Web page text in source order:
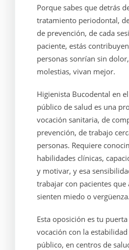
Porque sabes que detrás
tratamiento periodontal,
de prevención, de cada
paciente, estás
personas sonrían sin
molestias, vivan mejor.
Higienista Bucodental en
público de salud es una
vocación sanitaria, de
prevención, de trabajo
personas. Requiere
habilidades clínicas,
y motivar, y esa
trabajar con pacientes que
sienten miedo o vergüenza.
Esta oposición es tu
vocación con la
público, en centros de